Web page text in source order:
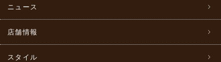
ニュース
店舗情報
スタイル